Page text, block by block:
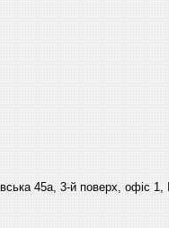
45а, 3-й поверх, офіс 1,